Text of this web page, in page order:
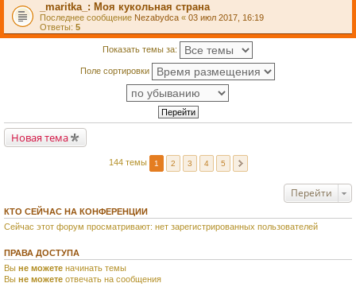
_maritka_: Моя кукольная страна
Последнее сообщение Nezabydca « 03 июл 2017, 16:19
Ответы: 5
Показать темы за:
Поле сортировки
Новая тема
144 темы 1 2 3 4 5
Перейти
КТО СЕЙЧАС НА КОНФЕРЕНЦИИ
Сейчас этот форум просматривают: нет зарегистрированных пользователей
ПРАВА ДОСТУПА
Вы не можете начинать темы
Вы не можете отвечать на сообщения